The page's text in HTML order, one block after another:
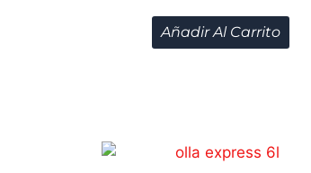
Añadir Al Carrito